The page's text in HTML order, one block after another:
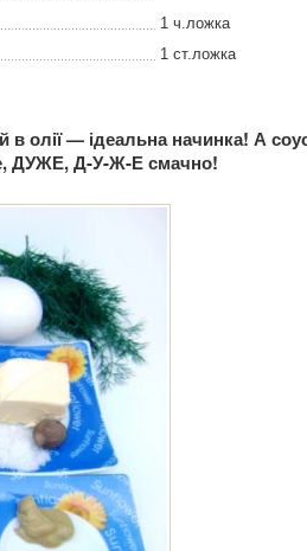
1 ч.ложка
1 ст.ложка
олії — ідеальна начинка! А
ДУЖЕ, Д-У-Ж-Е смачно!